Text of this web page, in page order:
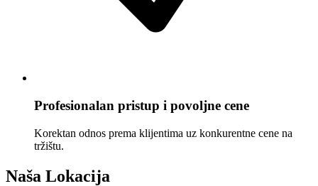
Profesionalan pristup i povoljne cene
Korektan odnos prema klijentima uz konkurentne cene na
tržištu.
Naša Lokacija